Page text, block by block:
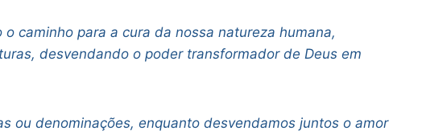
caminho para a cura da nossa natureza humana,
desvendando o poder transformador de Deus em
ou denominações, enquanto desvendamos juntos o amor